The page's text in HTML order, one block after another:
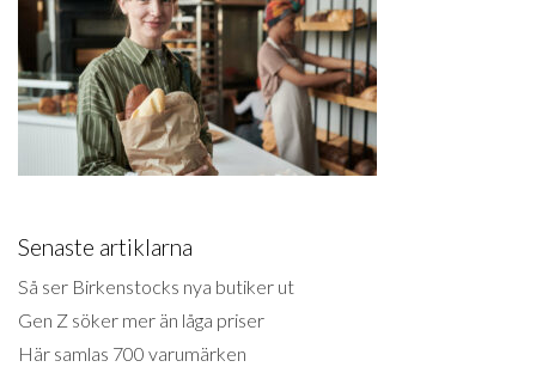
Senaste artiklarna
Så ser Birkenstocks nya butiker ut
Gen Z söker mer än låga priser
Här samlas 700 varumärken